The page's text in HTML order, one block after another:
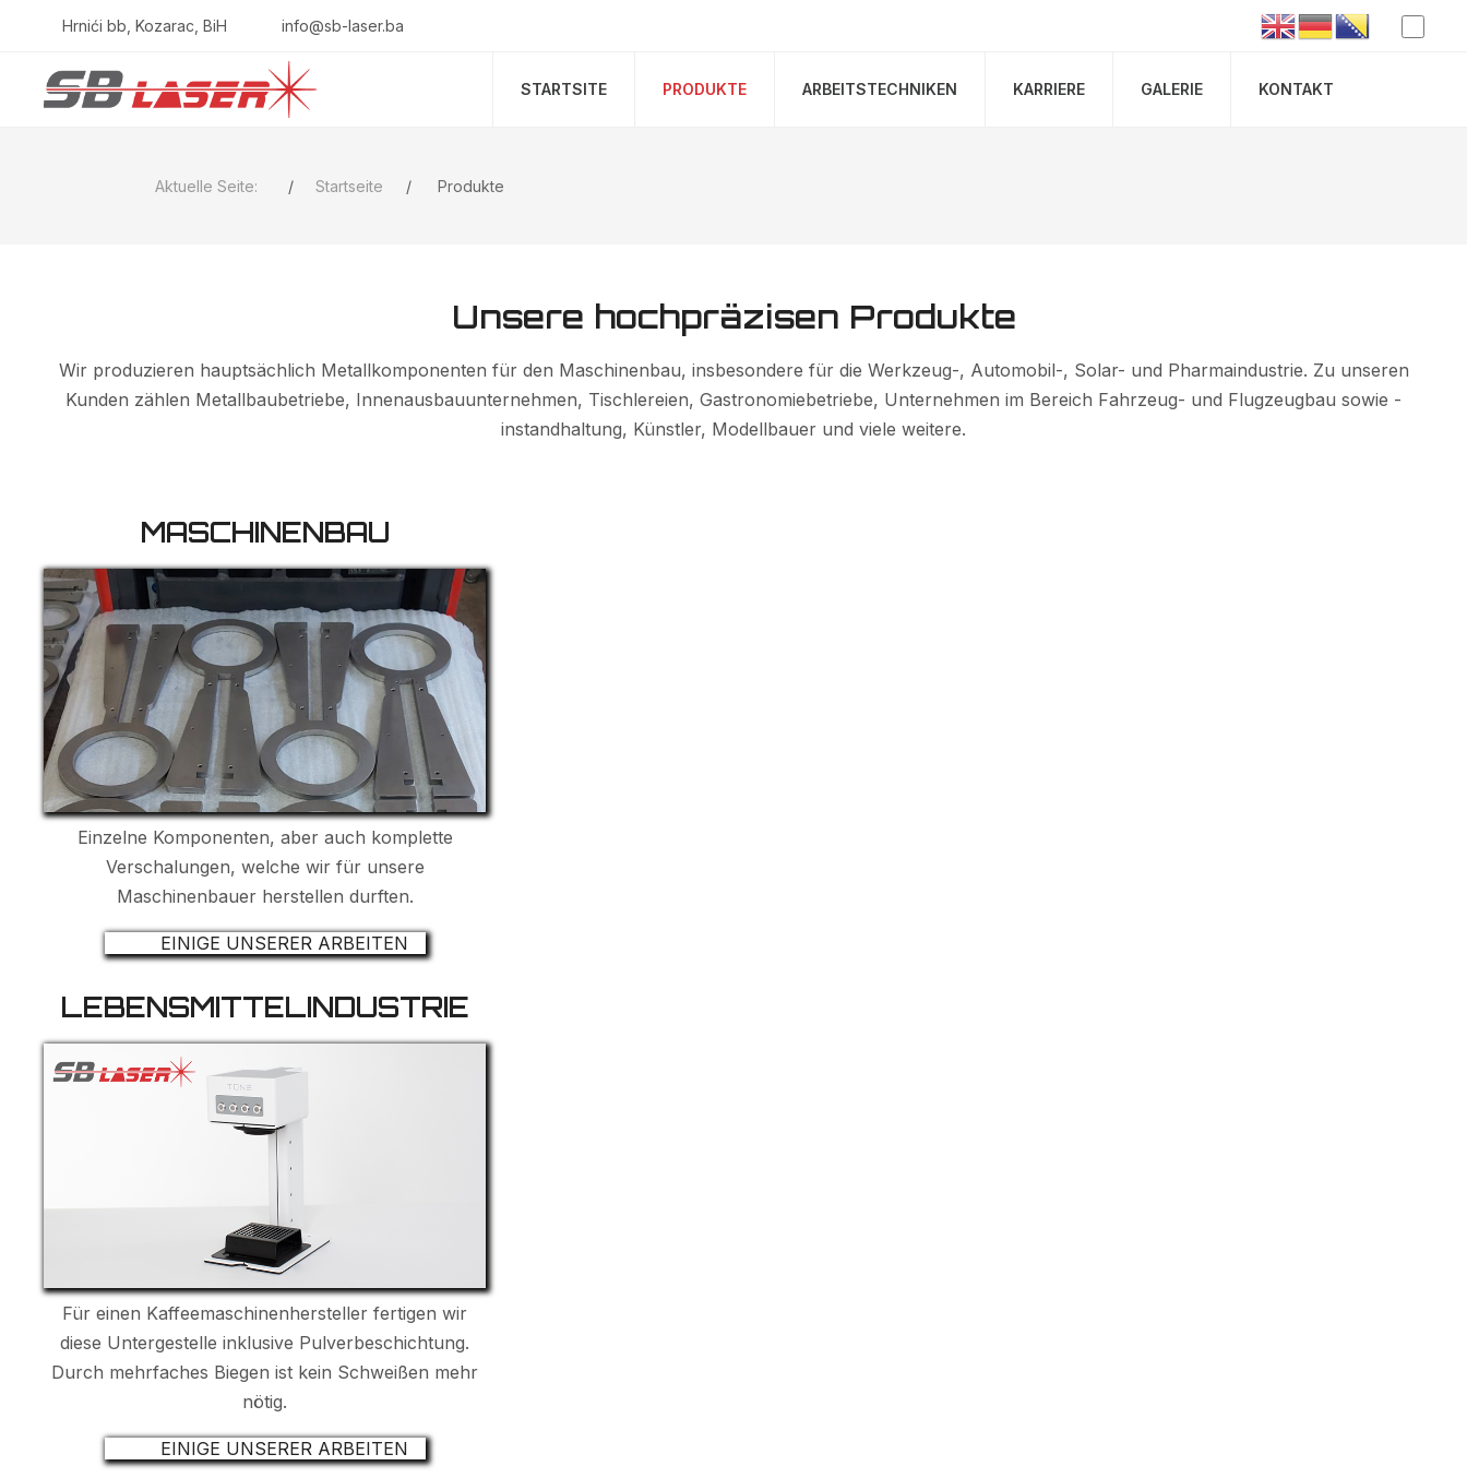
Hrnići bb, Kozarac, BiH info@sb-laser.ba
STARTSITE PRODUKTE ARBEITSTECHNIKEN KARRIERE GALERIE KONTAKT
Aktuelle Seite: Startseite Produkte
Unsere hochpräzisen Produkte
Wir produzieren hauptsächlich Metallkomponenten für den Maschinenbau, insbesondere für die Werkzeug-, Automobil-, Solar- und Pharmaindustrie. Zu unseren
Kunden zählen Metallbaubetriebe, Innenausbauunternehmen, Tischlereien, Gastronomiebetriebe, Unternehmen im Bereich Fahrzeug- und Flugzeugbau sowie -
instandhaltung, Künstler, Modellbauer und viele weitere.
MASCHINENBAU
Einzelne Komponenten, aber auch komplette
Verschalungen, welche wir für unsere
Maschinenbauer herstellen durften.
EINIGE UNSERER ARBEITEN
LEBENSMITTELINDUSTRIE
Für einen Kaffeemaschinenhersteller fertigen wir
diese Untergestelle inklusive Pulverbeschichtung.
Durch mehrfaches Biegen ist kein Schweißen mehr
nötig.
EINIGE UNSERER ARBEITEN